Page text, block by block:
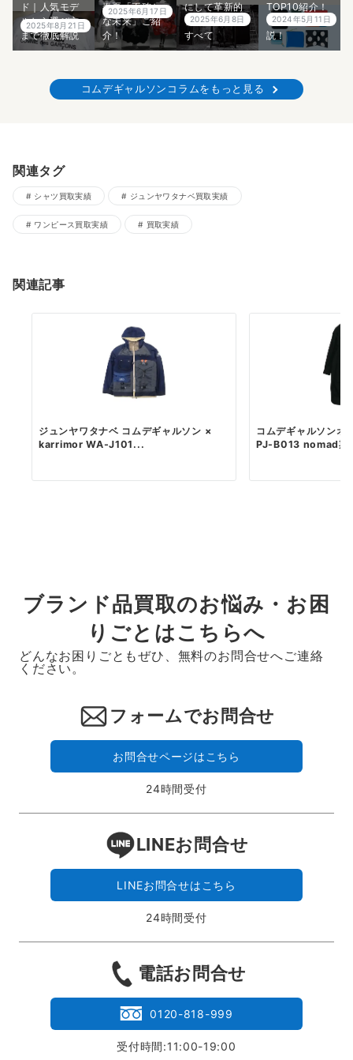
ド｜人気モデ
ルから選び方
まで徹底解説
2025年8月21日
春夏「不確か
な未来」ご紹
介！
2025年6月17日
にして革新的
デザイナーの
すべて
2025年6月8日
TOP10紹介！
プロが5分で解
説！
2024年5月11日
コムデギャルソンコラムをもっと見る
関連タグ
シャツ買取実績 ジュンヤワタナベ買取実績
ワンピース買取実績 買取実績
関連記事
ジュンヤワタナベ コムデギャルソン ×
karrimor WA-J101...
コムデギャルソンオ
PJ-B013 nomad期
ブランド品買取のお悩み・お困
りごとはこちらへ
どんなお困りごともぜひ、無料のお問合せへご連絡
ください。
フォームでお問合せ
お問合せページはこちら
24時間受付
LINEお問合せ
LINEお問合せはこちら
24時間受付
電話お問合せ
0120-818-999
受付時間:11:00-19:00